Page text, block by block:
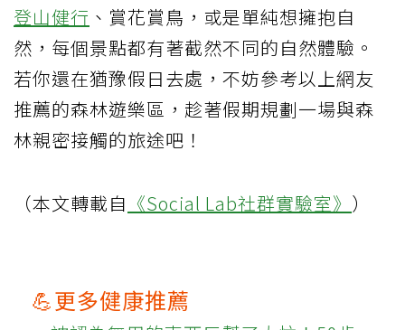
登山健行 、賞花賞鳥，或是單純想擁抱自
然，每個景點都有著截然不同的自然體驗。
若你還在猶豫假日去處，不妨參考以上網友
推薦的森林遊樂區，趁著假期規劃一場與森
林親密接觸的旅途吧！
（本文轉載自 《Social Lab社群實驗室》 ）
💪更多健康推薦